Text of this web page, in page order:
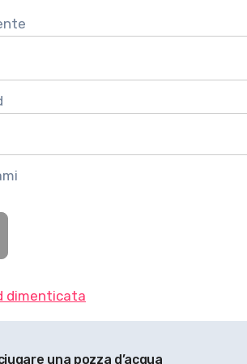
dimenticata
una pozza d’acqua